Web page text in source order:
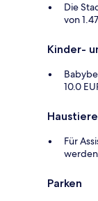
Die
von
Kinder-
10.0
Haustiere
Für
werden
Parken